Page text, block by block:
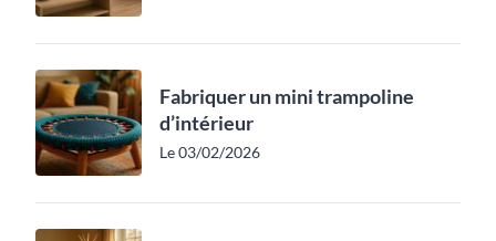
Fabriquer un mini trampoline
d’intérieur
Le 03/02/2026